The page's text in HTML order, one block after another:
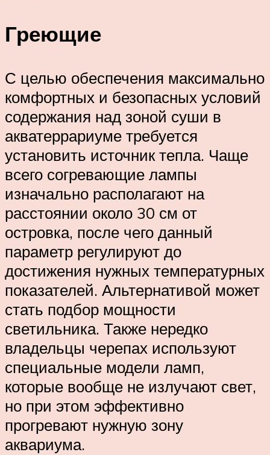
Греющие
С целью обеспечения максимально
комфортных и безопасных условий
содержания над зоной суши в
акватеррариуме требуется
установить источник тепла. Чаще
всего согревающие лампы
изначально располагают на
расстоянии около 30 см от
островка, после чего данный
параметр регулируют до
достижения нужных температурных
показателей. Альтернативой может
стать подбор мощности
светильника. Также нередко
владельцы черепах используют
специальные модели ламп,
которые вообще не излучают свет,
но при этом эффективно
прогревают нужную зону
аквариума.